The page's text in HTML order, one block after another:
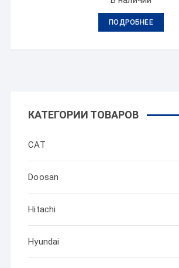
ПОДРОБНЕЕ
КАТЕГОРИИ ТОВАРОВ
CAT
Doosan
Hitachi
Hyundai